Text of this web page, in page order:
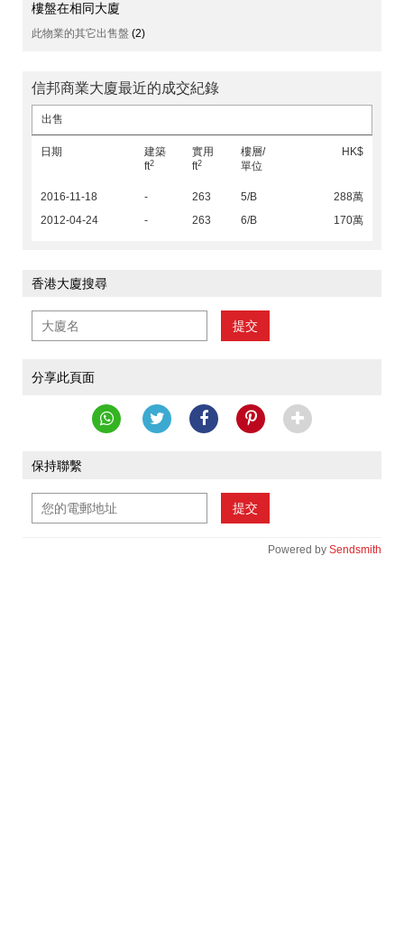
樓盤在相同大廈
此物業的其它出售盤 (2)
信邦商業大廈最近的成交紀錄
出售
日期
建築
ft2
實用
ft2
樓層/
單位
HK$
2016-11-18 - 263 5/B
288萬
2012-04-24
- 263 6/B 170萬
香港大廈搜尋
提交
分享此頁面
保持聯繫
提交
Powered by Sendsmith